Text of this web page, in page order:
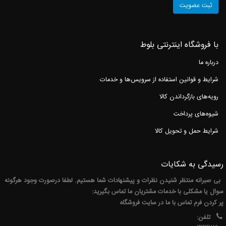
اینترنتی بلوط
ما
و قوانین استفاده از سرویس‌ها و خدمات
بازگرداندن کالا
پرداخت
حمل و تحویل کالا
به شکایات
منتظر شنیدن نظرات و پیشنهادات شما هستیم. لطفا درصورت وجود هرگونه
مشکلی با خدمات مشتریان ما تماس بگیرید:
فرم تماس با ما در سایت فروشگاه